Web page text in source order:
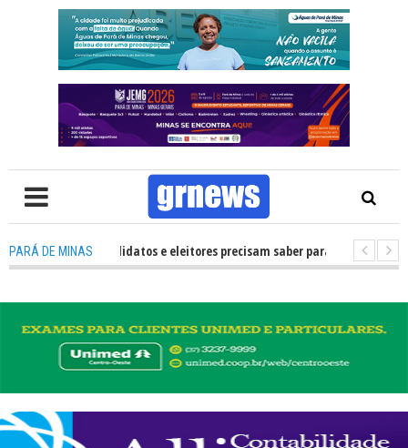
PARÁ DE MINAS
TV: O que candidatos e eleitores precisam saber para não ter problemas